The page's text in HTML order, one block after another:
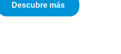
Descubre más